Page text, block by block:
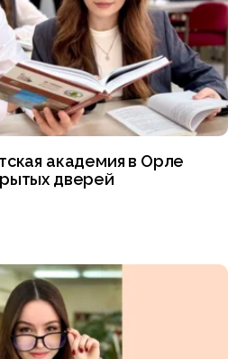
академия в Орле
дверей